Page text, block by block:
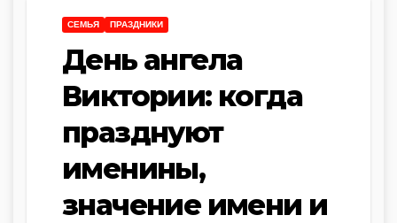
CЕМЬЯ ПРАЗДНИКИ
День ангела
Виктории: когда
празднуют
именины,
значение имени и